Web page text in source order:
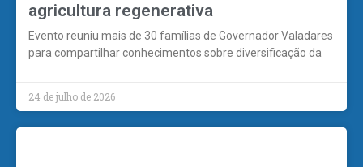
agricultura regenerativa
Evento reuniu mais de 30 famílias de Governador Valadares
para compartilhar conhecimentos sobre diversificação da
24 de julho de 2026